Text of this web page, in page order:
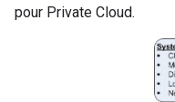
pour Private Cloud.